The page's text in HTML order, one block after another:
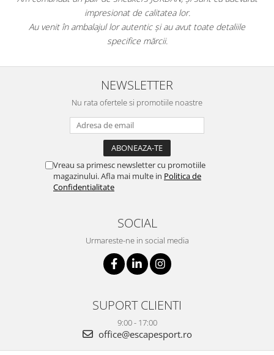
impresionat de calitatea lor.
Au venit în ambalajul lor autentic și au avut toate detaliile
specifice mărcii.
NEWSLETTER
Nu rata ofertele si promotiile noastre
Vreau sa primesc newsletter cu promotiile
magazinului. Afla mai multe in Politica de
Confidentialitate
SOCIAL
Urmareste-ne in social media
SUPORT CLIENTI
9:00 - 17:00
office@escapesport.ro